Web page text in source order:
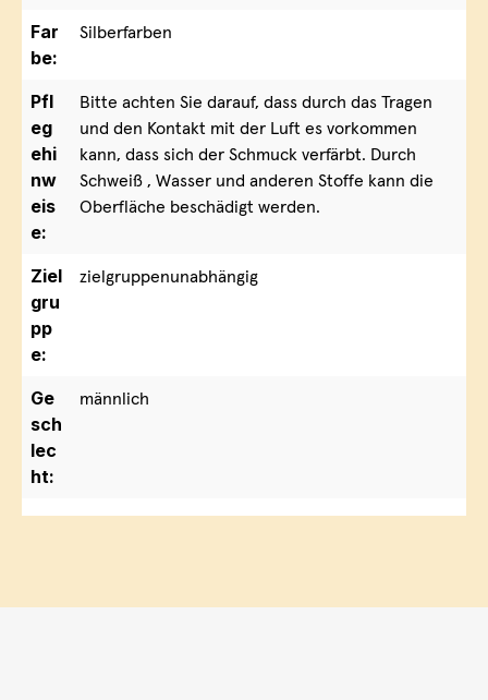
Far
be:
Silberfarben
Pfl
eg
ehi
nw
eis
e:
Bitte achten Sie darauf, dass durch das Tragen
und den Kontakt mit der Luft es vorkommen
kann, dass sich der Schmuck verfärbt. Durch
Schweiß , Wasser und anderen Stoffe kann die
Oberfläche beschädigt werden.
Ziel
gru
pp
e:
zielgruppenunabhängig
Ge
sch
lec
ht:
männlich